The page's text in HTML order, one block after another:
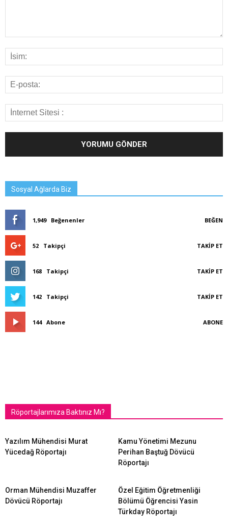
Sosyal Ağlarda Biz
1,949 Beğenenler BEĞEN
52 Takipçi TAKIP ET
168 Takipçi TAKIP ET
142 Takipçi TAKIP ET
144 Abone ABONE
Röportajlarımıza Baktınız Mı?
Yazılım Mühendisi Murat
Yücedağ Röportajı
Kamu Yönetimi Mezunu
Perihan Baştuğ Dövücü
Röportajı
Orman Mühendisi Muzaffer
Dövücü Röportajı
Özel Eğitim Öğretmenliği
Bölümü Öğrencisi Yasin
Türkday Röportajı